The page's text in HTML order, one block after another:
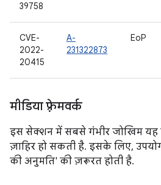
39758
CVE-
2022-
20415
A-
231322873
EoP
मीडिया फ़्रेमवर्क
इस सेक्शन में सबसे गंभीर जोखिम यह
ज़ाहिर हो सकती है. इसके लिए,
की अनुमति' की ज़रूरत होती है.